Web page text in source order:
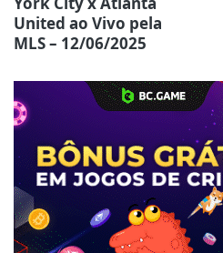
United ao Vivo pela
MLS – 12/06/2025